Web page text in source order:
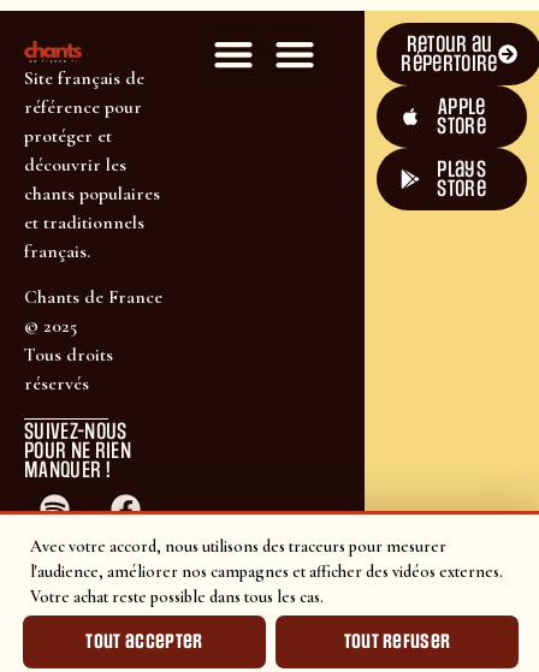
Avec votre accord, nous utilisons des traceurs pour mesurer
l'audience, améliorer nos campagnes et afficher des vidéos externes.
Votre achat reste possible dans tous les cas.
Tout accepter Tout refuser
Site français de
référence pour
protéger et
découvrir les
chants populaires
et traditionnels
français.
Chants de France
© 2025
Tous droits
réservés
SUIVEZ-NOUS
POUR NE RIEN
MANQUER !
Retour au
répertoire
Apple
Store
plays
store